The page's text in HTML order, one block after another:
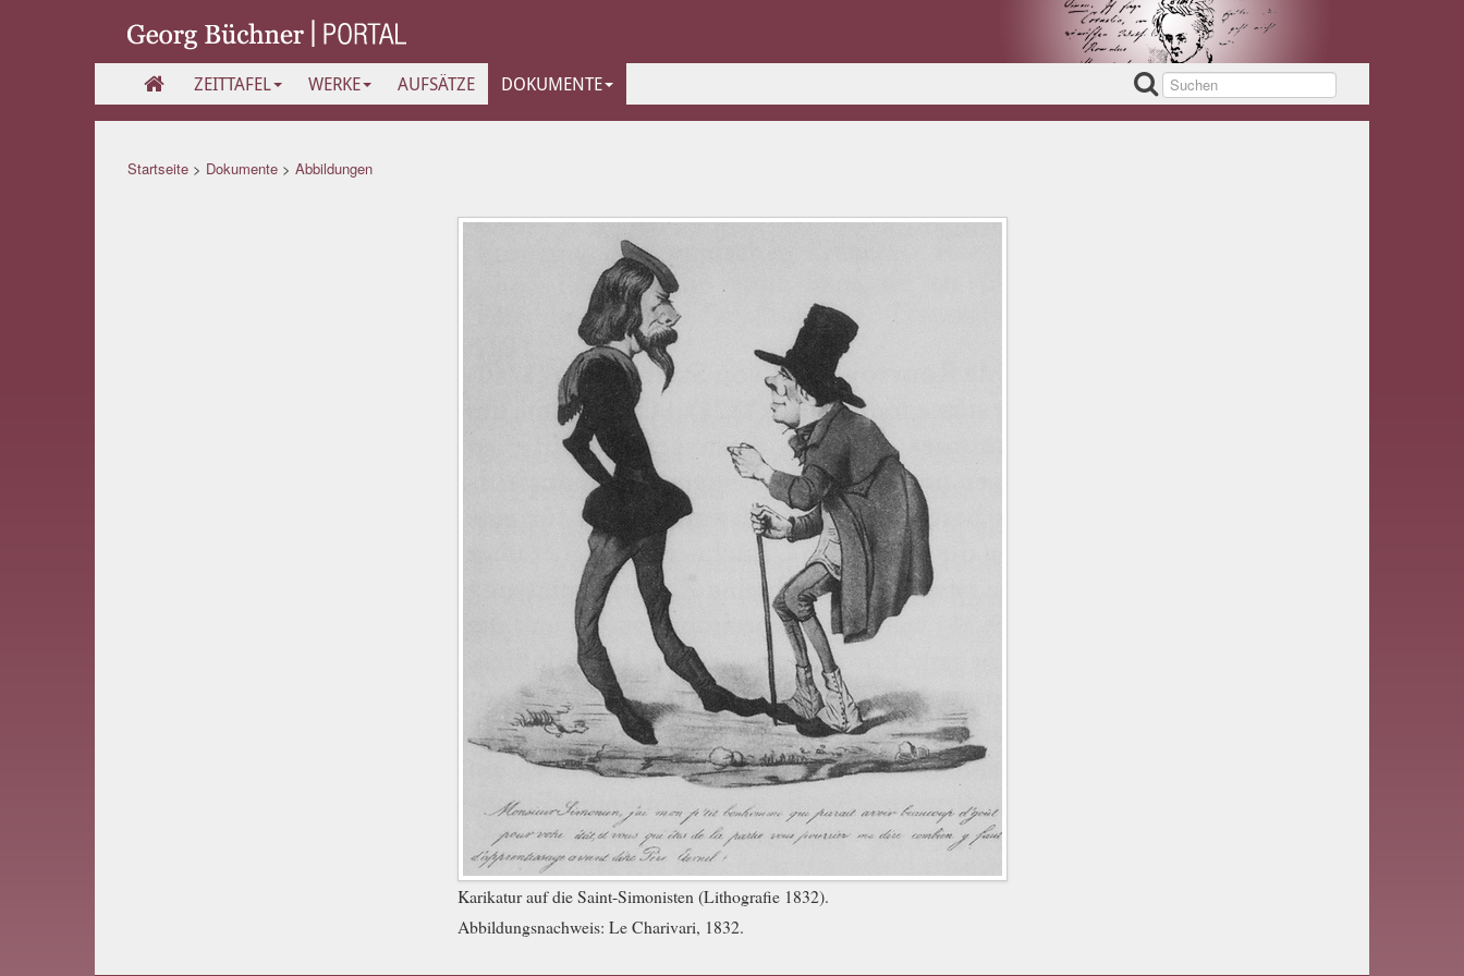
ZEITTAFEL WERKE AUFSÄTZE DOKUMENTE
Startseite > Dokumente > Abbildungen
Karikatur auf die Saint-Simonisten (Lithografie 1832).
Abbildungsnachweis: Le Charivari, 1832.